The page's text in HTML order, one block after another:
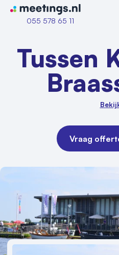
Naar home van Meetings
055 578 65 11
Vraag locatie aan
Meld locatie aan
Nieuws
Reviews (5⭐️)
Tussen
Vraag